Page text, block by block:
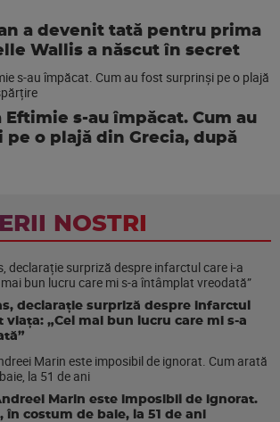
a devenit tată pentru prima
Wallis a născut în secret
Eftimie s-au împăcat. Cum au
o plajă din Grecia, după
NOSTRI
declarație surpriză despre infarctul
viața: „Cel mai bun lucru care mi s-a
Marin este imposibil de ignorat.
în costum de baie, la 51 de ani